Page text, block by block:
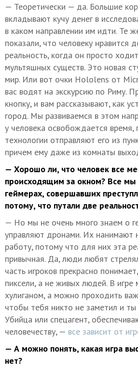
— Теоретически — да. Большие
вкладывают кучу денег в
в каком направлении им идти. Те
показали, что человеку нравится
реальность, когда он просто
мультяшных существ. Это новая
мир. Или вот очки Hololens от
вас водят на экскурсию по Риму.
кнопку, и вам рассказывают, как
город. Мы развиваемся в этом
у человека освобождается время,
технологии отправляют его из
причем ему даже из комнаты
— Хорошо ли, что человек все
происходящим за окном? Все мы
геймерах, совершавших
потому, что путали две
— Но мы не очень много знаем о
управляют дронами. Их нанимают
работу, потому что для них эта
привычная. Да, люди любят
часть игроков прекрасно
пиксели, а не живых людей. В
хулиганом, а можно проходить
чтобы тебя никто не заметил и
Убийца или спецагент,
человечеству, — все зависит от
— А можно понять, какая игра
нет?